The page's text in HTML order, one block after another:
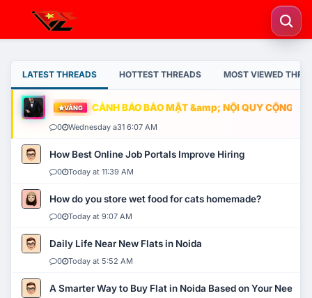
LATEST THREADS HOTTEST THREADS MOST VIEWED
VÀNG CẢNH BÁO BẢO MẬT &amp; NỘI QUY CỘNG
0 Wednesday a31 6:07 AM
How Best Online Job Portals Improve Hiring
0 Today at 11:39 AM
How do you store wet food for cats homemade?
0 Today at 9:07 AM
Daily Life Near New Flats in Noida
0 Today at 5:52 AM
A Smarter Way to Buy Flat in Noida Based on Your Needs